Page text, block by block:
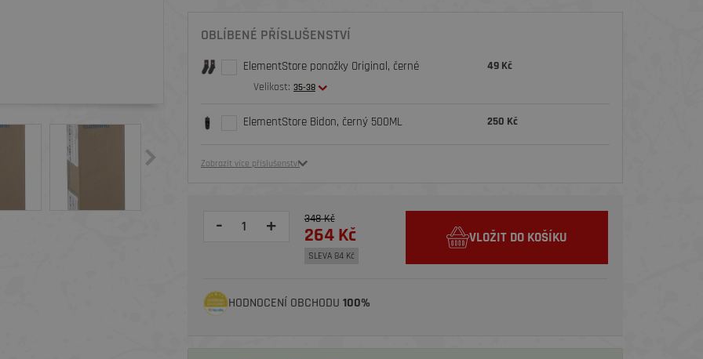
OBLÍBENÉ PŘÍSLUŠENSTVÍ
ElementStore ponožky Original, černé
Velikost: 35-38
49 Kč
ElementStore Bidon, černý 500ML 250 Kč
Zobrazit více příslušenství
- + 348 Kč
264 Kč
SLEVA 84 Kč
VLOŽIT DO KOŠÍKU
HODNOCENÍ OBCHODU 100%